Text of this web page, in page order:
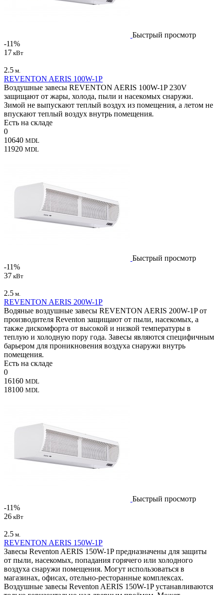
Быстрый просмотр
-11%
17 кВт
2.5 м.
REVENTON AERIS 100W-1P
Воздушные завесы REVENTON AERIS 100W-1P 230V
защищают от жары, холода, пыли и насекомых снаружи.
Зимой не выпускают теплый воздух из помещения, а летом не
впускают теплый воздух внутрь помещения.
Есть на складе
0
10640 MDL
11920 MDL
Быстрый просмотр
-11%
37 кВт
2.5 м.
REVENTON AERIS 200W-1P
Водяные воздушные завесы REVENTON AERIS 200W-1P от
производителя Reventon защищают от пыли, насекомых, а
также дискомфорта от высокой и низкой температуры в
теплую и холодную пору года. Завесы являются специфичным
барьером для проникновения воздуха снаружи внутрь
помещения.
Есть на складе
0
16160 MDL
18100 MDL
Быстрый просмотр
-11%
26 кВт
2.5 м.
REVENTON AERIS 150W-1P
Завесы Reventon AERIS 150W-1P предназначены для защиты
от пыли, насекомых, попадания горячего или холодного
воздуха снаружи помещения. Могут использоваться в
магазинах, офисах, отельно-ресторанные комплексах.
Воздушные завесы Reventon AERIS 150W-1P устанавливаются